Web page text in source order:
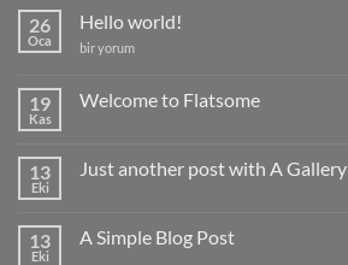
26
Oca
Hello world!
Hello
bir yorum
19
Kas
Welcome to Flatsome
to
13
Eki
Just another post with A Gallery
another
13
Eki
A Simple Blog Post